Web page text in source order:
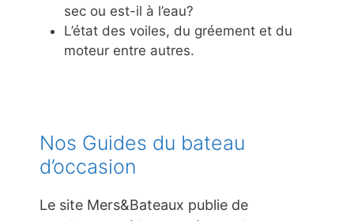
sec ou est-il à l’eau?
L’état des voiles, du gréement et du
moteur entre autres.
Nos Guides du bateau
d’occasion
Le site Mers&Bateaux publie de